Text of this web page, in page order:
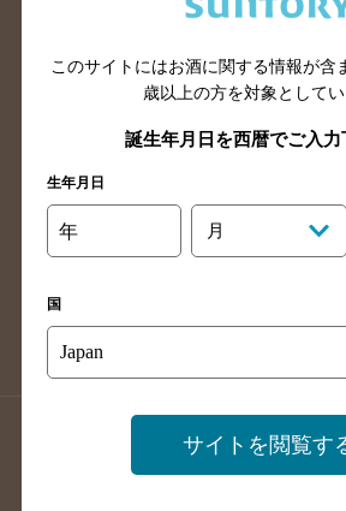
滋賀県のバー検索
和歌山
山口県のバー検索
鳥取県
島根県のバー検索
徳島
高知県のバー検索
福岡県
長崎県のバー検索
佐賀
店舗登録方法のご案内
店舗情報
掲載店舗様ログイ
このサイトにはお酒に関する情報が含
歳以上の方を対象としてい
誕生年月日を西暦でご入力
生年月日
年 月
国
サイトを閲覧す